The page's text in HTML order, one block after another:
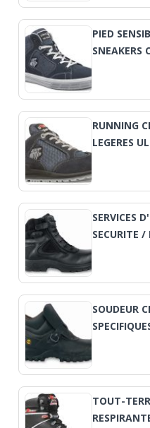
PIED
SNEAKERS
RUNNING
LEGERES
SERVICES
SECURITE
SOUDEUR
TOUT-